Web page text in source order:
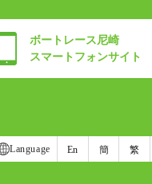
ボートレース尼崎
スマートフォンサイト
Language En 簡 繁